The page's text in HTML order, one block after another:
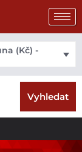
(Kč) -
Vyhledat